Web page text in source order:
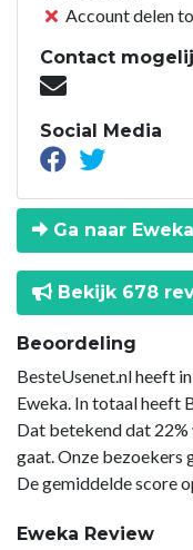
Account delen
Contact
Social Media
Ga naar Eweka
Bekijk 678
Beoordeling
BesteUsenet.nl heeft
Eweka. In totaal heeft
Dat betekend dat
gaat. Onze bezoekers
De gemiddelde score
Eweka Review